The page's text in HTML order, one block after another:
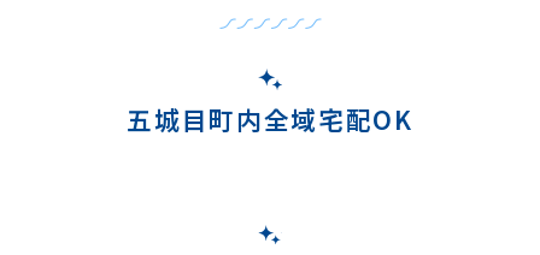
五城目町内全域宅配OK